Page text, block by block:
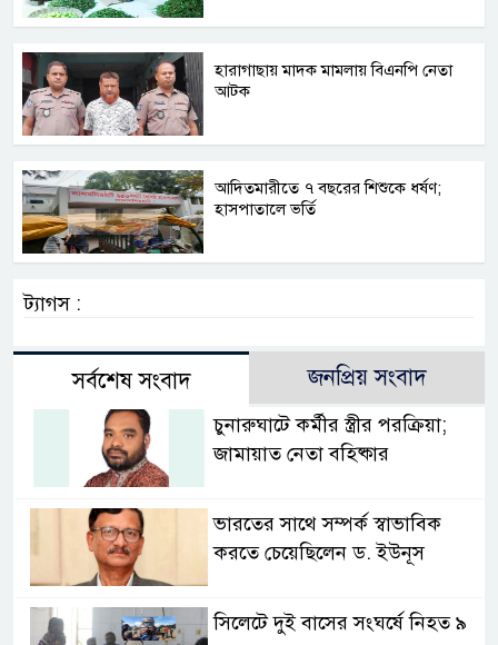
হারাগাছায় মাদক মামলায় বিএনপি নেতা
আটক
আদিতমারীতে ৭ বছরের শিশুকে ধর্ষণ;
হাসপাতালে ভর্তি
ট্যাগস :
সর্বশেষ সংবাদ জনপ্রিয় সংবাদ
চুনারুঘাটে কর্মীর স্ত্রীর পরক্রিয়া;
জামায়াত নেতা বহিষ্কার
ভারতের সাথে সম্পর্ক স্বাভাবিক
করতে চেয়েছিলেন ড. ইউনূস
সিলেটে দুই বাসের সংঘর্ষে নিহত ৯